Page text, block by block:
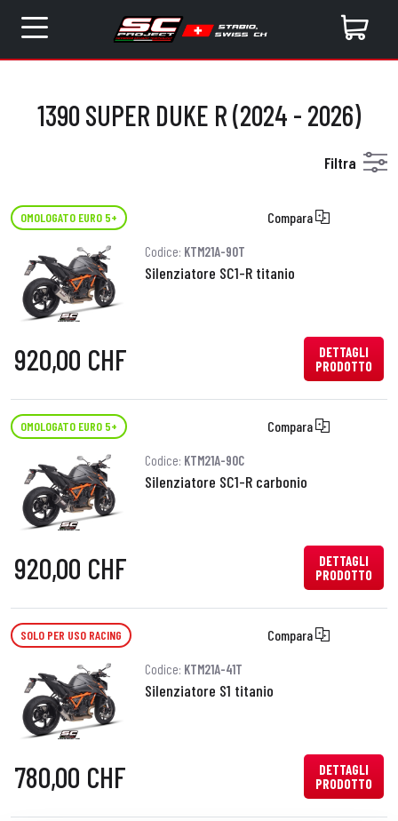
1390 SUPER DUKE R (2024 - 2026)
Filtra
OMOLOGATO EURO 5+ Compara
Codice: KTM21A-90T
Silenziatore SC1-R titanio
920,00 CHF
DETTAGLI
PRODOTTO
OMOLOGATO EURO 5+ Compara
Codice: KTM21A-90C
Silenziatore SC1-R carbonio
920,00 CHF
DETTAGLI
PRODOTTO
SOLO PER USO RACING Compara
Codice: KTM21A-41T
Silenziatore S1 titanio
780,00 CHF
DETTAGLI
PRODOTTO